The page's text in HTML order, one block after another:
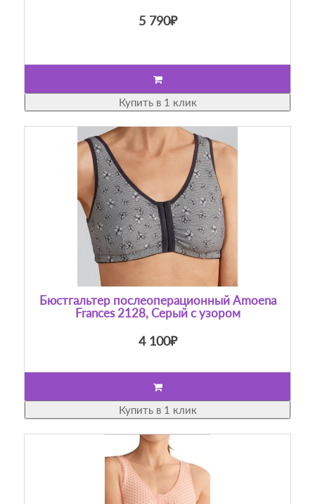
5 790₽
Купить в 1 клик
Бюстгальтер послеоперационный Amoena
Frances 2128, Серый с узором
4 100₽
Купить в 1 клик